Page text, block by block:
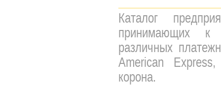
Каталог
принимающих к
различных
American
корона.